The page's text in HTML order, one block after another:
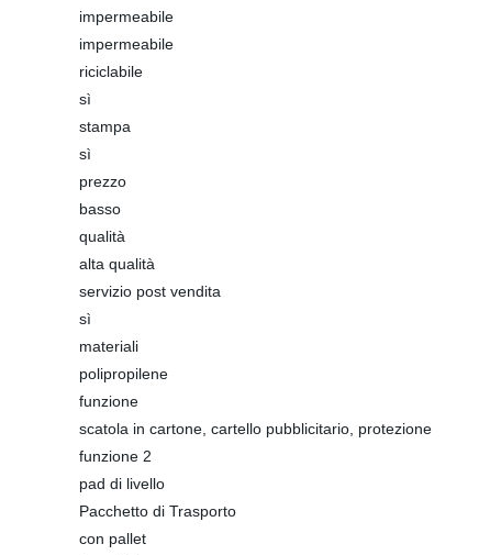
impermeabile
impermeabile
riciclabile
sì
stampa
sì
prezzo
basso
qualità
alta qualità
servizio post vendita
sì
materiali
polipropilene
funzione
scatola in cartone, cartello pubblicitario, protezione
funzione 2
pad di livello
Pacchetto di Trasporto
con pallet